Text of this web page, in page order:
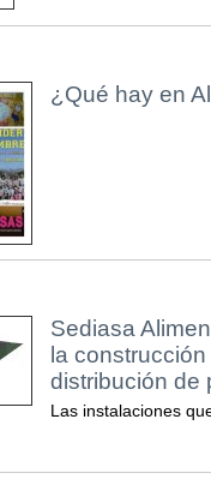
¿Qué hay en
Sediasa
la
distribución de
Las instalaciones